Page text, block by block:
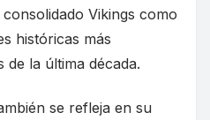
Vikings como
históricas más
de la última década.
se refleja en su